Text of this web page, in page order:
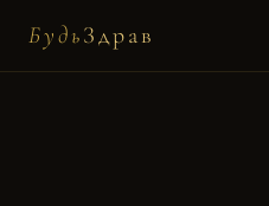
БудьЗдрав